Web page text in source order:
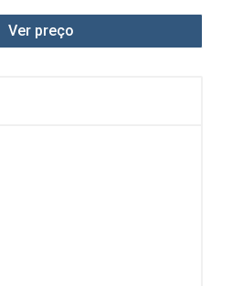
Ver preço